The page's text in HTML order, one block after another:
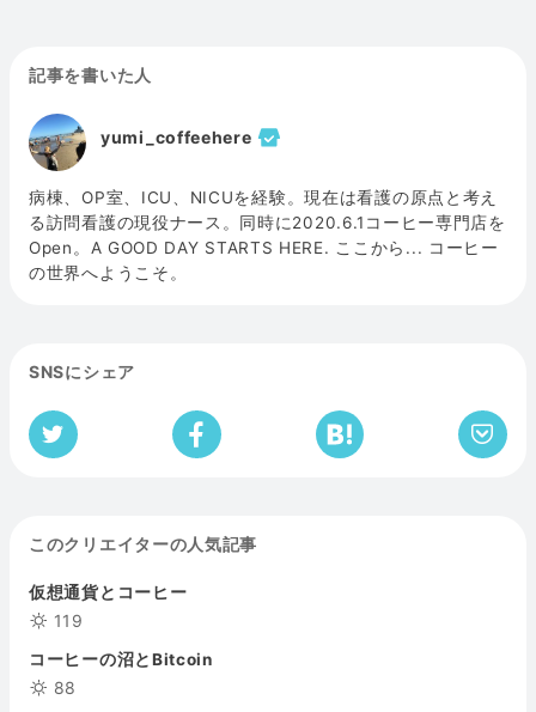
記事を書いた人
yumi_coffeehere
病棟、OP室、ICU、NICUを経験。現在は看護の原点と考え
る訪問看護の現役ナース。同時に2020.6.1コーヒー専門店を
Open。A GOOD DAY STARTS HERE. ここから... コーヒー
の世界へようこそ。
SNSにシェア
このクリエイターの人気記事
仮想通貨とコーヒー
119
コーヒーの沼とBitcoin
88